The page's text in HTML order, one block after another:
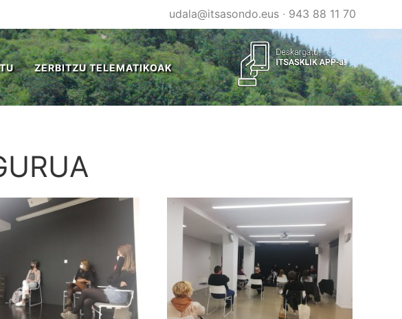
udala@itsasondo.eus· 943 88 11 70
ZERBITZU TELEMATIKOAK